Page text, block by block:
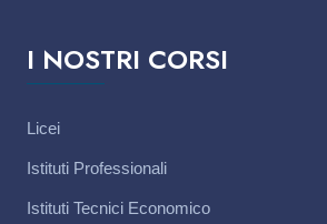
I NOSTRI CORSI
Licei
Istituti Professionali
Istituti Tecnici Economico